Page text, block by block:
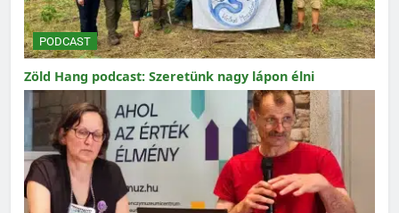
PODCAST
Zöld Hang podcast: Szeretünk nagy lápon élni